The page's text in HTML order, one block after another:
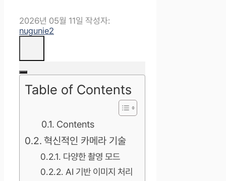
2026년 05월 11일 작성자:
nugunie2
Table of Contents
Contents
혁신적인 카메라 기술
다양한 촬영 모드
AI 기반 이미지 처리